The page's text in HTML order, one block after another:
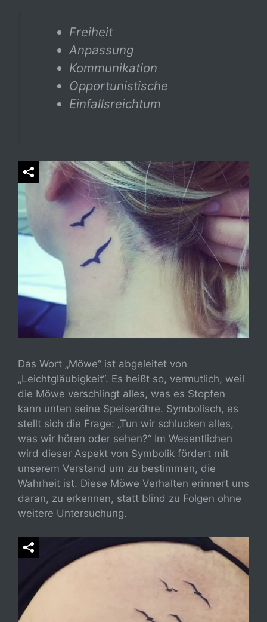
Freiheit
Anpassung
Kommunikation
Opportunistische
Einfallsreichtum
Das Wort „Möwe“ ist abgeleitet von
„Leichtgläubigkeit“. Es heißt so, vermutlich, weil
die Möwe verschlingt alles, was es Stopfen
kann unten seine Speiseröhre. Symbolisch, es
stellt sich die Frage: „Tun wir schlucken alles,
was wir hören oder sehen?“ Im Wesentlichen
wird dieser Aspekt von Symbolik fördert mit
unserem Verstand um zu bestimmen, die
Wahrheit ist. Diese Möwe Verhalten erinnert uns
daran, zu erkennen, statt blind zu Folgen ohne
weitere Untersuchung.